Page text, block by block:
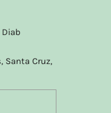
Santa Cruz,